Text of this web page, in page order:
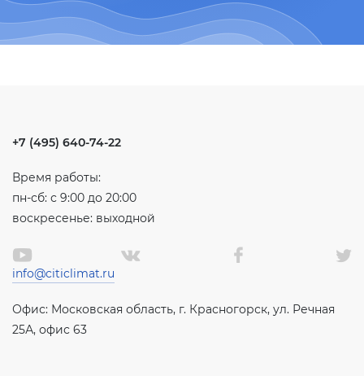
+7 (495) 640-74-22
Время работы:
пн-сб: с 9:00 до 20:00
воскресенье: выходной
info@citiclimat.ru
Офис: Московская область, г. Красногорск, ул. Речная
25А, офис 63